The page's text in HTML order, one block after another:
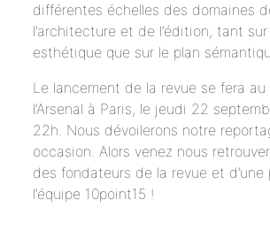
différentes échelles des domaines
l’architecture et de l’édition, tant
esthétique que sur le plan
Le lancement de la revue se fera au
l’Arsenal à Paris, le jeudi 22
22h. Nous dévoilerons notre
occasion. Alors venez nous
des fondateurs de la revue et
l’équipe 10point15 !